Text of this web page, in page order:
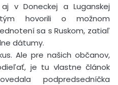
v Doneckej a Luganskej
hovorili o možnom
sa s Ruskom, zatiaľ
dátumy.
Ale pre našich občanov,
je tu vlastne článok
podpredsedníčka